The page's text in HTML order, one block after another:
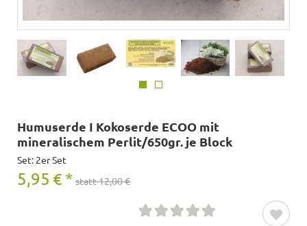
Humuserde I Kokoserde ECOO mit
mineralischem Perlit/650gr. je Block
Set: 2er Set
5,95 € * statt 12,00 €